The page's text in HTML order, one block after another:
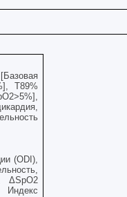
T89%
2>5%],
(ODI),
ΔSpO2
Индекс